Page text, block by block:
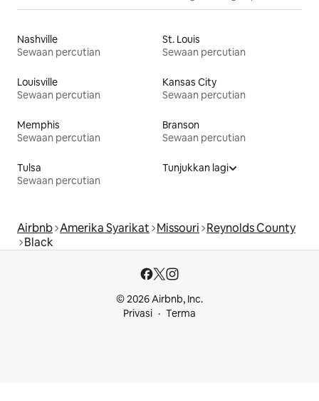
Nashville
Sewaan percutian
St. Louis
Sewaan percutian
Louisville
Sewaan percutian
Kansas City
Sewaan percutian
Memphis
Sewaan percutian
Branson
Sewaan percutian
Tulsa
Sewaan percutian
Tunjukkan lagi
Airbnb Amerika Syarikat Missouri Reynolds County
Black
© 2026 Airbnb, Inc.
Privasi
Terma